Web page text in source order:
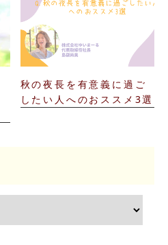
秋の夜長を有意義に過ご
したい人へのおススメ3選